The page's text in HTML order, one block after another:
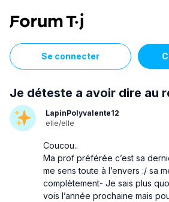
Se connecter
Je déteste a avoir dire au
LapinPolyvalente12
elle/elle
Coucou..
Ma prof préférée c’est sa
me sens toute à l’envers :/ sa
complètement- Je sais plus
vois l’année prochaine mais